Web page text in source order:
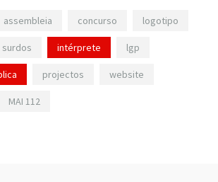
assembleia concurso logotipo
surdos intérprete lgp
projectos website
MAI 112